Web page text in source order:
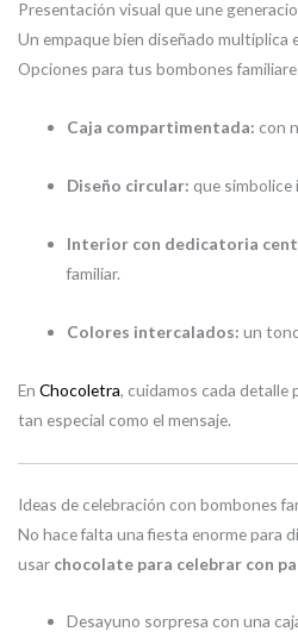
Presentación visual que une
Un empaque bien diseñado multiplica
Opciones para tus bombones
Caja compartimentada: con
Diseño circular: que simbolice
Interior con dedicatoria
familiar.
Colores intercalados: un
En Chocoletra, cuidamos cada detalle
tan especial como el mensaje.
Ideas de celebración con bombones
No hace falta una fiesta enorme para
usar chocolate para celebrar con
Desayuno sorpresa con una